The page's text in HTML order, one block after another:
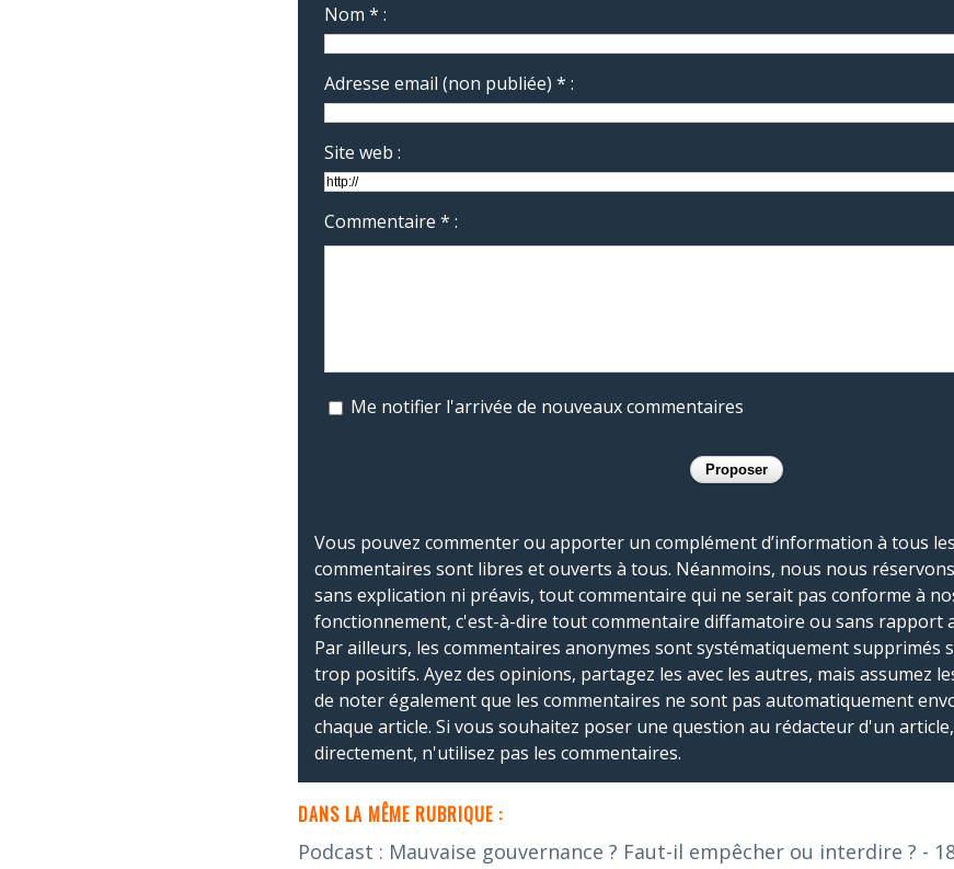
Nom * :
Adresse email (non publiée) * :
Site web :
Commentaire * :
Me notifier l'arrivée de nouveaux commentaires
Vous pouvez commenter ou apporter un complément d’information à tous
commentaires sont libres et ouverts à tous. Néanmoins, nous nous
sans explication ni préavis, tout commentaire qui ne serait pas conforme à
fonctionnement, c'est-à-dire tout commentaire diffamatoire ou sans rapport
Par ailleurs, les commentaires anonymes sont systématiquement supprimés
trop positifs. Ayez des opinions, partagez les avec les autres, mais assumez
de noter également que les commentaires ne sont pas automatiquement
chaque article. Si vous souhaitez poser une question au rédacteur d'un
directement, n'utilisez pas les commentaires.
DANS LA MÊME RUBRIQUE :
Podcast : Mauvaise gouvernance ? Faut-il empêcher ou interdire ? -